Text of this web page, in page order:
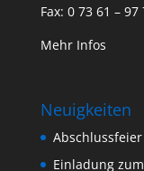
Fax: 0 73 61 – 97
Mehr Infos
Neuigkeiten
Abschlussfeier
Einladung